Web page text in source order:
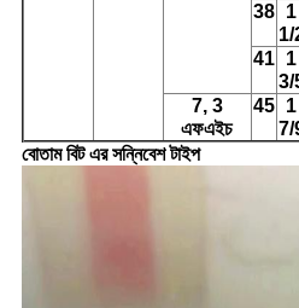
38 1
1/
41 1
3/
7, 3
এফএইচ
45 1
7/
বোতাম বিট এর সন্নিবেশ টাইপ